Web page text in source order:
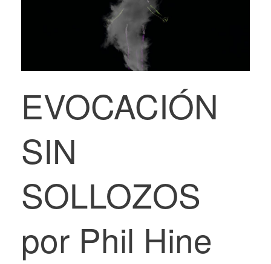
EVOCACIÓN
SIN
SOLLOZOS
por Phil Hine